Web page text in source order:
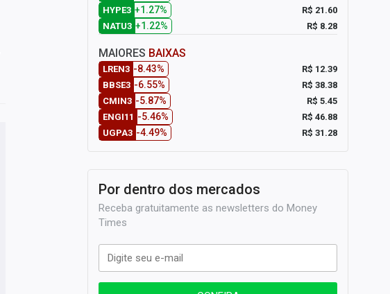
HYPE3 +1.27%
R$ 21.60
NATU3 +1.22% R$ 8.28
MAIORES BAIXAS
LREN3 -8.43%
R$ 12.39
BBSE3 -6.55%
R$ 38.38
CMIN3 -5.87%
R$ 5.45
ENGI11 -5.46%
R$ 46.88
UGPA3 -4.49% R$ 31.28
Por dentro dos mercados
Receba gratuitamente as newsletters do Money
Times